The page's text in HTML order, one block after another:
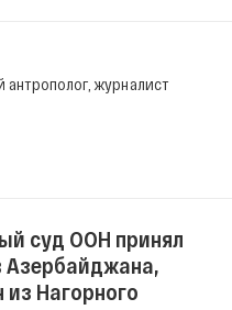
журналист
суд ООН принял
Азербайджана,
Нагорного